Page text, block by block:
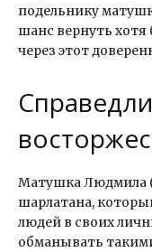
подельнику
шанс вернуть
через этот
Матушка Людмила
шарлатана,
людей в своих
обманывать